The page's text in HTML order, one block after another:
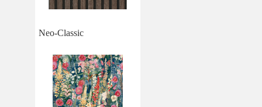
Neo-Classic